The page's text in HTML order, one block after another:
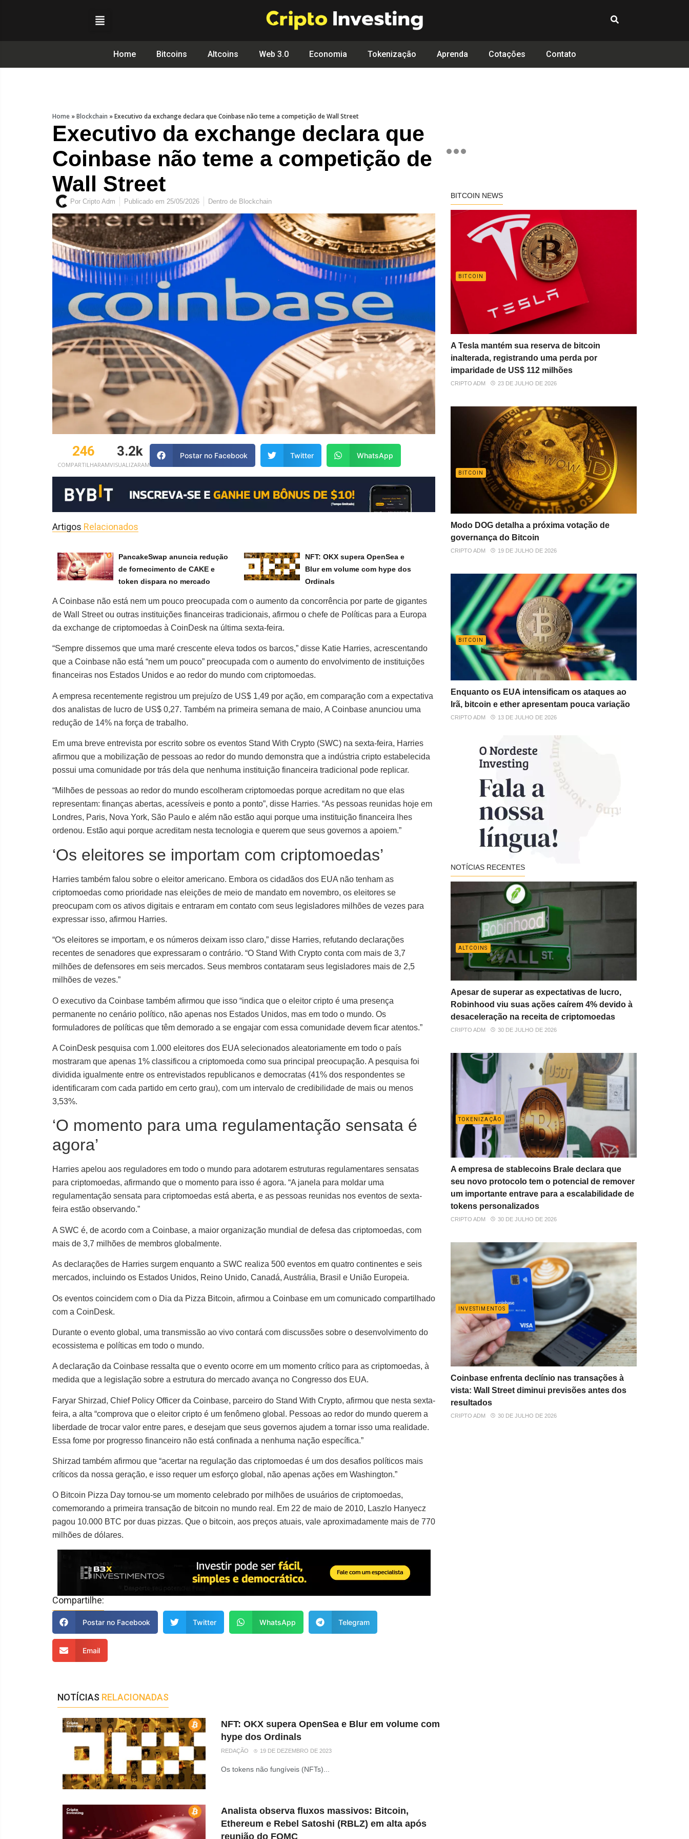
Home Bitcoins Altcoins Web 3.0 Economia Tokenização Aprenda Cotações Contato
Home »Blockchain »Executivo da exchange declara que Coinbase não teme a competição de Wall Street
Executivo da exchange declara que
Coinbase não teme a competição de
Wall Street
Por Cripto Adm Publicado em 25/05/2026 Dentro de Blockchain
COMPARTILHARAM
246
VISUALIZARAM
3.2k Postar no Facebook Twitter WhatsApp
Artigos Relacionados
PancakeSwap anuncia redução
de fornecimento de CAKE e
token dispara no mercado
NFT: OKX supera OpenSea e
Blur em volume com hype dos
Ordinals
A Coinbase não está nem um pouco preocupada com o aumento da concorrência por parte de gigantes
de Wall Street ou outras instituições financeiras tradicionais, afirmou o chefe de Políticas para a Europa
da exchange de criptomoedas à CoinDesk na última sexta-feira.
“Sempre dissemos que uma maré crescente eleva todos os barcos,” disse Katie Harries, acrescentando
que a Coinbase não está “nem um pouco” preocupada com o aumento do envolvimento de instituições
financeiras nos Estados Unidos e ao redor do mundo com criptomoedas.
A empresa recentemente registrou um prejuízo de US$ 1,49 por ação, em comparação com a expectativa
dos analistas de lucro de US$ 0,27. Também na primeira semana de maio, A Coinbase anunciou uma
redução de 14% na força de trabalho.
Em uma breve entrevista por escrito sobre os eventos Stand With Crypto (SWC) na sexta-feira, Harries
afirmou que a mobilização de pessoas ao redor do mundo demonstra que a indústria cripto estabelecida
possui uma comunidade por trás dela que nenhuma instituição financeira tradicional pode replicar.
“Milhões de pessoas ao redor do mundo escolheram criptomoedas porque acreditam no que elas
representam: finanças abertas, acessíveis e ponto a ponto”, disse Harries. “As pessoas reunidas hoje em
Londres, Paris, Nova York, São Paulo e além não estão aqui porque uma instituição financeira lhes
ordenou. Estão aqui porque acreditam nesta tecnologia e querem que seus governos a apoiem.”
‘Os eleitores se importam com criptomoedas’
Harries também falou sobre o eleitor americano. Embora os cidadãos dos EUA não tenham as
criptomoedas como prioridade nas eleições de meio de mandato em novembro, os eleitores se
preocupam com os ativos digitais e entraram em contato com seus legisladores milhões de vezes para
expressar isso, afirmou Harries.
“Os eleitores se importam, e os números deixam isso claro,” disse Harries, refutando declarações
recentes de senadores que expressaram o contrário. “O Stand With Crypto conta com mais de 3,7
milhões de defensores em seis mercados. Seus membros contataram seus legisladores mais de 2,5
milhões de vezes.”
O executivo da Coinbase também afirmou que isso “indica que o eleitor cripto é uma presença
permanente no cenário político, não apenas nos Estados Unidos, mas em todo o mundo. Os
formuladores de políticas que têm demorado a se engajar com essa comunidade devem ficar atentos.”
A CoinDesk pesquisa com 1.000 eleitores dos EUA selecionados aleatoriamente em todo o país
mostraram que apenas 1% classificou a criptomoeda como sua principal preocupação. A pesquisa foi
dividida igualmente entre os entrevistados republicanos e democratas (41% dos respondentes se
identificaram com cada partido em certo grau), com um intervalo de credibilidade de mais ou menos
3,53%.
‘O momento para uma regulamentação sensata é
agora’
Harries apelou aos reguladores em todo o mundo para adotarem estruturas regulamentares sensatas
para criptomoedas, afirmando que o momento para isso é agora. “A janela para moldar uma
regulamentação sensata para criptomoedas está aberta, e as pessoas reunidas nos eventos de sexta-
feira estão observando.”
A SWC é, de acordo com a Coinbase, a maior organização mundial de defesa das criptomoedas, com
mais de 3,7 milhões de membros globalmente.
As declarações de Harries surgem enquanto a SWC realiza 500 eventos em quatro continentes e seis
mercados, incluindo os Estados Unidos, Reino Unido, Canadá, Austrália, Brasil e União Europeia.
Os eventos coincidem com o Dia da Pizza Bitcoin, afirmou a Coinbase em um comunicado compartilhado
com a CoinDesk.
Durante o evento global, uma transmissão ao vivo contará com discussões sobre o desenvolvimento do
ecossistema e políticas em todo o mundo.
A declaração da Coinbase ressalta que o evento ocorre em um momento crítico para as criptomoedas, à
medida que a legislação sobre a estrutura do mercado avança no Congresso dos EUA.
Faryar Shirzad, Chief Policy Officer da Coinbase, parceiro do Stand With Crypto, afirmou que nesta sexta-
feira, a alta “comprova que o eleitor cripto é um fenômeno global. Pessoas ao redor do mundo querem a
liberdade de trocar valor entre pares, e desejam que seus governos ajudem a tornar isso uma realidade.
Essa fome por progresso financeiro não está confinada a nenhuma nação específica.”
Shirzad também afirmou que “acertar na regulação das criptomoedas é um dos desafios políticos mais
críticos da nossa geração, e isso requer um esforço global, não apenas ações em Washington.”
O Bitcoin Pizza Day tornou-se um momento celebrado por milhões de usuários de criptomoedas,
comemorando a primeira transação de bitcoin no mundo real. Em 22 de maio de 2010, Laszlo Hanyecz
pagou 10.000 BTC por duas pizzas. Que o bitcoin, aos preços atuais, vale aproximadamente mais de 770
milhões de dólares.
Compartilhe:
Postar no Facebook Twitter WhatsApp Telegram
Email
NOTÍCIAS RELACIONADAS
NFT: OKX supera OpenSea e Blur em volume com
hype dos Ordinals
REDAÇÃO 19 DE DEZEMBRO DE 2023
Os tokens não fungíveis (NFTs)...
Analista observa fluxos massivos: Bitcoin,
Ethereum e Rebel Satoshi (RBLZ) em alta após
reunião do FOMC
BITCOIN NEWS
BITCOIN
A Tesla mantém sua reserva de bitcoin
inalterada, registrando uma perda por
imparidade de US$ 112 milhões
CRIPTO ADM 23 DE JULHO DE 2026
BITCOIN
Modo DOG detalha a próxima votação de
governança do Bitcoin
CRIPTO ADM 19 DE JULHO DE 2026
BITCOIN
Enquanto os EUA intensificam os ataques ao
Irã, bitcoin e ether apresentam pouca variação
CRIPTO ADM 13 DE JULHO DE 2026
NOTÍCIAS RECENTES
ALTCOINS
Apesar de superar as expectativas de lucro,
Robinhood viu suas ações caírem 4% devido à
desaceleração na receita de criptomoedas
CRIPTO ADM 30 DE JULHO DE 2026
TOKENIZAÇÃO
A empresa de stablecoins Brale declara que
seu novo protocolo tem o potencial de remover
um importante entrave para a escalabilidade de
tokens personalizados
CRIPTO ADM 30 DE JULHO DE 2026
INVESTIMENTOS
Coinbase enfrenta declínio nas transações à
vista: Wall Street diminui previsões antes dos
resultados
CRIPTO ADM 30 DE JULHO DE 2026